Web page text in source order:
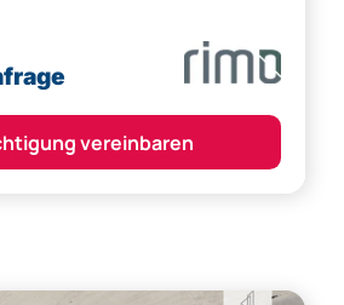
vereinbaren